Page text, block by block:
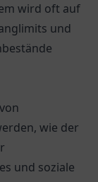
wird oft auf
und
wie der
und soziale